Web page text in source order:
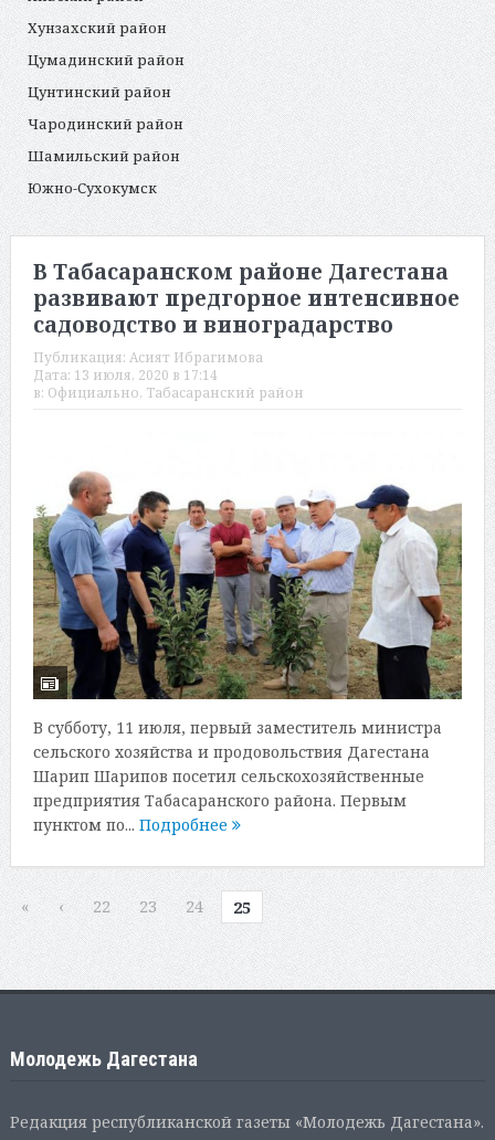
Хунзахский район
Цумадинский район
Цунтинский район
Чародинский район
Шамильский район
Южно-Сухокумск
В Табасаранском районе Дагестана
развивают предгорное интенсивное
садоводство и виноградарство
Публикация: Асият Ибрагимова
Дата: 13 июля, 2020 в 17:14
в: Официально, Табасаранский район
В субботу, 11 июля, первый заместитель министра
сельского хозяйства и продовольствия Дагестана
Шарип Шарипов посетил сельскохозяйственные
предприятия Табасаранского района. Первым
пунктом по... Подробнее
« ‹ 22 23 24 25
Молодежь Дагестана
Редакция республиканской газеты «Молодежь Дагестана».